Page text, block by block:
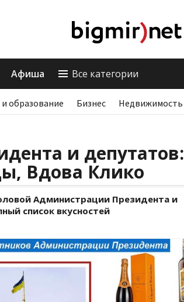
Афиша Все категории
образование Бизнес Недвижимость
и депутатов:
Вдова Клико
Администрации Президента и
список вкусностей